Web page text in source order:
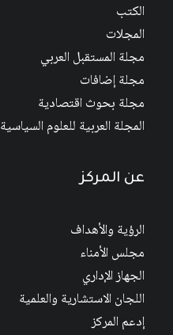
الكتب
المجلات
مجلة المستقبل العربي
مجلة إضافات
مجلة بحوث اقتصادية
المجلة العربية للعلوم السياسية
عن المركز
الرؤية والأهداف
مجلس الأمناء
الجهاز الإداري
اللجان الاستشارية والعلمية
إدعم المركز